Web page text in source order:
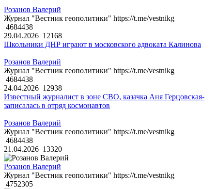
Розанов Валерий
Журнал "Вестник геополитики" https://t.me/vestnikg
4684438
29.04.2026 12168
Школьники ДНР играют в московского адвоката Калинова
Розанов Валерий
Журнал "Вестник геополитики" https://t.me/vestnikg
4684438
24.04.2026 12938
Известный журналист в зоне СВО, казачка Аня Герцовская-
записалась в отряд космонавтов
Розанов Валерий
Журнал "Вестник геополитики" https://t.me/vestnikg
4684438
21.04.2026 13320
Розанов Валерий
Журнал "Вестник геополитики" https://t.me/vestnikg
4752305